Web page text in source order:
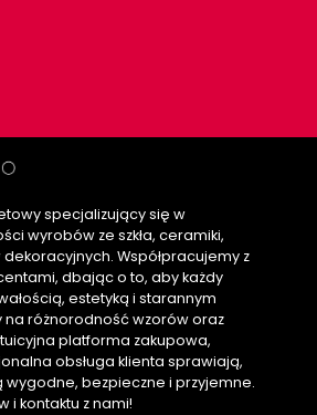
specjalizujący się w
wyrobów ze szkła, ceramiki,
Współpracujemy z
dbając o to, aby każdy
estetyką i starannym
na różnorodność wzorów oraz
platforma zakupowa,
obsługa klienta sprawiają,
wygodne, bezpieczne i przyjemne.
i kontaktu z nami!